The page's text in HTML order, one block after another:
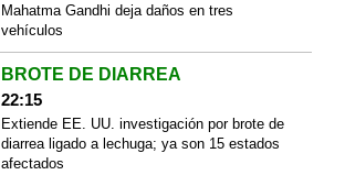
Mahatma Gandhi deja daños en tres
vehículos
BROTE DE DIARREA
22:15
Extiende EE. UU. investigación por brote de
diarrea ligado a lechuga; ya son 15 estados
afectados